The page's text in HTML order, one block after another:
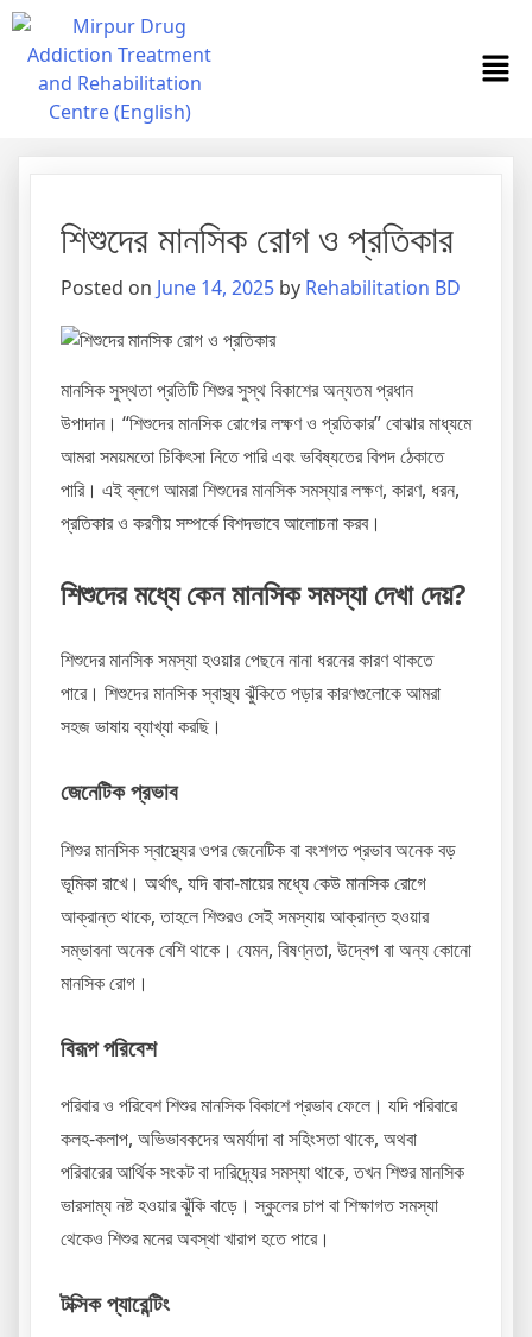
শিশুদের মানসিক রোগ ও প্রতিকার
Posted on June 14, 2025 by Rehabilitation BD
মানসিক সুস্থতা প্রতিটি শিশুর সুস্থ বিকাশের অন্যতম প্রধান
উপাদান। “শিশুদের মানসিক রোগের লক্ষণ ও প্রতিকার” বোঝার মাধ্যমে
আমরা সময়মতো চিকিৎসা নিতে পারি এবং ভবিষ্যতের বিপদ ঠেকাতে
পারি। এই ব্লগে আমরা শিশুদের মানসিক সমস্যার লক্ষণ, কারণ, ধরন,
প্রতিকার ও করণীয় সম্পর্কে বিশদভাবে আলোচনা করব।
শিশুদের মধ্যে কেন মানসিক সমস্যা দেখা দেয়?
শিশুদের মানসিক সমস্যা হওয়ার পেছনে নানা ধরনের কারণ থাকতে
পারে। শিশুদের মানসিক স্বাস্থ্য ঝুঁকিতে পড়ার কারণগুলোকে আমরা
সহজ ভাষায় ব্যাখ্যা করছি।
জেনেটিক প্রভাব
শিশুর মানসিক স্বাস্থ্যের ওপর জেনেটিক বা বংশগত প্রভাব অনেক বড়
ভূমিকা রাখে। অর্থাৎ, যদি বাবা-মায়ের মধ্যে কেউ মানসিক রোগে
আক্রান্ত থাকে, তাহলে শিশুরও সেই সমস্যায় আক্রান্ত হওয়ার
সম্ভাবনা অনেক বেশি থাকে। যেমন, বিষণ্নতা, উদ্বেগ বা অন্য কোনো
মানসিক রোগ।
বিরূপ পরিবেশ
পরিবার ও পরিবেশ শিশুর মানসিক বিকাশে প্রভাব ফেলে। যদি পরিবারে
কলহ-কলাপ, অভিভাবকদের অমর্যাদা বা সহিংসতা থাকে, অথবা
পরিবারের আর্থিক সংকট বা দারিদ্র্যের সমস্যা থাকে, তখন শিশুর মানসিক
ভারসাম্য নষ্ট হওয়ার ঝুঁকি বাড়ে। স্কুলের চাপ বা শিক্ষাগত সমস্যা
থেকেও শিশুর মনের অবস্থা খারাপ হতে পারে।
টক্সিক প্যারেন্টিং